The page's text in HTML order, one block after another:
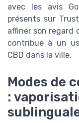
avec les avis
présents sur
affiner son regard
contribue à un
CBD dans la ville.
Modes de
: